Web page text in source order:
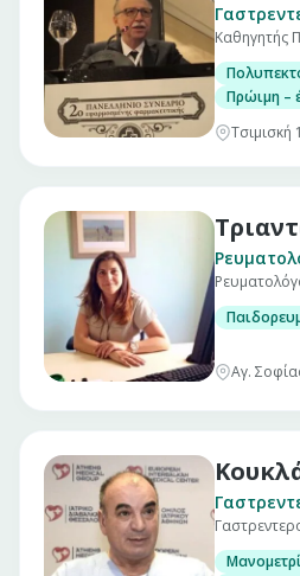
Καθηγητής
Πρώιμη –
Τσιμισκή
Αγ.